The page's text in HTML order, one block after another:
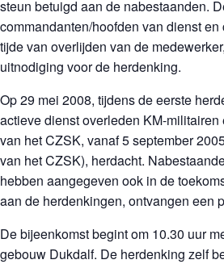
steun betuigd aan de nabestaanden.
commandanten/hoofden van dienst
tijde van overlijden van de
uitnodiging voor de herdenking.
Op 29 mei 2008, tijdens de eerste
actieve dienst overleden KM-
van het CZSK, vanaf 5 september
van het CZSK), herdacht.
hebben aangegeven ook in de
aan de herdenkingen, ontvangen een
De bijeenkomst begint om 10.30 uur
gebouw Dukdalf. De herdenking zelf